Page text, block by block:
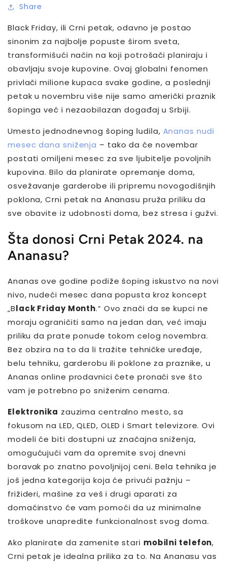
Share
Black Friday, ili Crni petak, odavno je postao
sinonim za najbolje popuste širom sveta,
transformišući način na koji potrošači planiraju i
obavljaju svoje kupovine. Ovaj globalni fenomen
privlači milione kupaca svake godine, a poslednji
petak u novembru više nije samo američki praznik
šopinga već i nezaobilazan događaj u Srbiji.
Umesto jednodnevnog šoping ludila, Ananas nudi
mesec dana sniženja – tako da će novembar
postati omiljeni mesec za sve ljubitelje povoljnih
kupovina. Bilo da planirate opremanje doma,
osvežavanje garderobe ili pripremu novogodišnjih
poklona, Crni petak na Ananasu pruža priliku da
sve obavite iz udobnosti doma, bez stresa i gužvi.
Šta donosi Crni Petak 2024. na
Ananasu?
Ananas ove godine podiže šoping iskustvo na novi
nivo, nudeći mesec dana popusta kroz koncept
„Black Friday Month.“ Ovo znači da se kupci ne
moraju ograničiti samo na jedan dan, već imaju
priliku da prate ponude tokom celog novembra.
Bez obzira na to da li tražite tehničke uređaje,
belu tehniku, garderobu ili poklone za praznike, u
Ananas online prodavnici ćete pronaći sve što
vam je potrebno po sniženim cenama.
Elektronika zauzima centralno mesto, sa
fokusom na LED, QLED, OLED i Smart televizore. Ovi
modeli će biti dostupni uz značajna sniženja,
omogućujući vam da opremite svoj dnevni
boravak po znatno povoljnijoj ceni. Bela tehnika je
još jedna kategorija koja će privući pažnju –
frižideri, mašine za veš i drugi aparati za
domaćinstvo će vam pomoći da uz minimalne
troškove unapredite funkcionalnost svog doma.
Ako planirate da zamenite stari mobilni telefon,
Crni petak je idealna prilika za to. Na Ananasu vas